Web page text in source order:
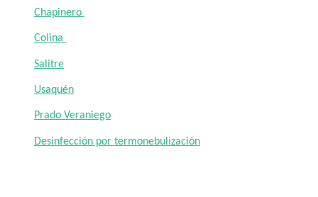
Chapinero
Colina
Salitre
Usaquén
Prado Veraniego
Desinfección por termonebulización